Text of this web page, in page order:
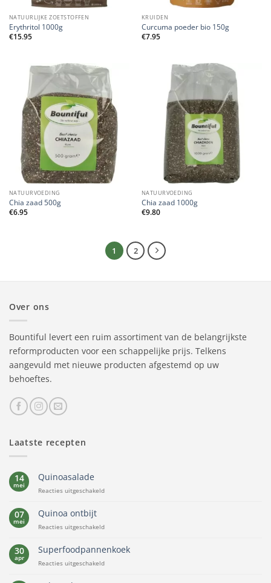
NATUURLIJKE ZOETSTOFFEN
Erythritol 1000g
€15.95
KRUIDEN
Curcuma poeder bio 150g
€7.95
NATUURVOEDING
Chia zaad 500g
€6.95
NATUURVOEDING
Chia zaad 1000g
€9.80
1 2
Over ons
Bountiful levert een ruim assortiment van de belangrijkste
reformproducten voor een schappelijke prijs. Telkens
aangevuld met nieuwe producten afgestemd op uw
behoeftes.
Laatste recepten
14
mei
Quinoasalade
Reacties uitgeschakeldvoor
07
mei
Quinoa ontbijt
Reacties uitgeschakeldvoor
ontbijt
30
apr
Superfoodpannenkoek
Reacties uitgeschakeldvoor